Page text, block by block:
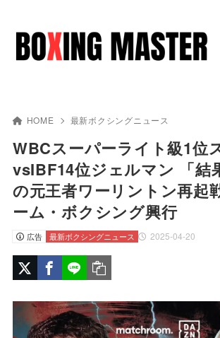
HOME 最新ボクシングニュース
WBCスーパーライト級1位
vsIBF14位ジェルマン 「結
の元王者ワーリントン再起
ーム・ボクシング興行
広告 2025-04-20
最新ボクシングニュース